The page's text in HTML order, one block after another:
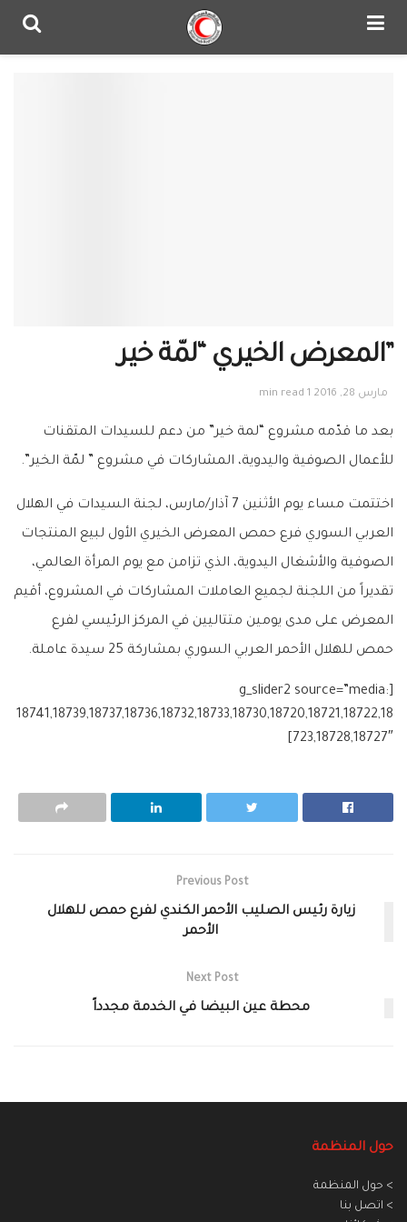
مارس 28, 2016 1 min read
بعد ما قدّمه مشروع “لمة خير” من دعم للسيدات المتقنات
للأعمال الصوفية واليدوية، المشاركات في مشروع ” لمّة الخير”.
اختتمت مساء يوم الأثنين 7 آذار/مارس، لجنة السيدات في الهلال
العربي السوري فرع حمص المعرض الخيري الأول لبيع المنتجات
الصوفية والأشغال اليدوية، الذي تزامن مع يوم المرأة العالمي،
تقديراً من اللجنة لجميع العاملات المشاركات في المشروع، أقيم
المعرض على مدى يومين متتاليين في المركز الرئيسي لفرع
حمص للهلال الأحمر العربي السوري بمشاركة 25 سيدة عاملة.
[g_slider2 source=”media:
18741,18739,18737,18736,18732,18733,18730,18720,18721,18722,18
723,18728,18727″]
Previous Post
‎زيارة رئيس الصليب الأحمر الكندي لفرع حمص للهلال
الأحمر‎
Next Post
محطة عين البيضا في الخدمة مجدداً
حول المنظمة
> حول المنظمة
> اتصل بنا